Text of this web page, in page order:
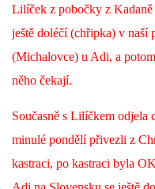
© 2026 eStránky.cz |RSS|
Lilíček z pobočky z Kadaně
ještě doléčí (chřipka) v naší
(Michalovce) u Adi, a
něho čekají.
Současně s Lilíčkem odjela
minulé pondělí přivezli z
kastraci, po kastraci byla